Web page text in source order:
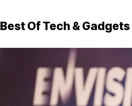
Best Of Tech & Gadgets